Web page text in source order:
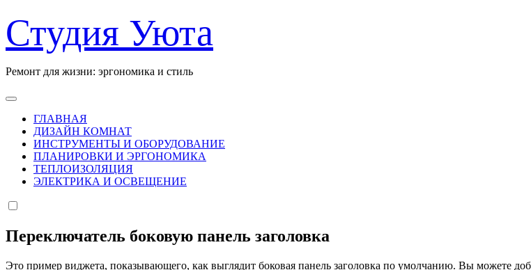
к
содержанию
Студия Уюта
Ремонт для жизни: эргономика и стиль
ГЛАВНАЯ
ДИЗАЙН КОМНАТ
ИНСТРУМЕНТЫ И ОБОРУДОВАНИЕ
ПЛАНИРОВКИ И ЭРГОНОМИКА
ТЕПЛОИЗОЛЯЦИЯ
ЭЛЕКТРИКА И ОСВЕЩЕНИЕ
Переключатель боковую панель заголовка
Это пример виджета, показывающего, как выглядит боковая панель заголовка по умолчанию. Вы можете